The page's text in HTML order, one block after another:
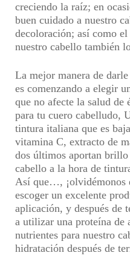
creciendo la raíz; en
buen cuidado a nuestro
decoloración; así como el
nuestro cabello también
La mejor manera de
es comenzando a elegir
que no afecte la salud de
para tu cuero cabelludo,
tintura italiana que es
vitamina C, extracto de
dos últimos aportan
cabello a la hora de
Así que…,
escoger un excelente
aplicación, y después de
a utilizar una proteína de
nutrientes para nuestro
hidratación después de